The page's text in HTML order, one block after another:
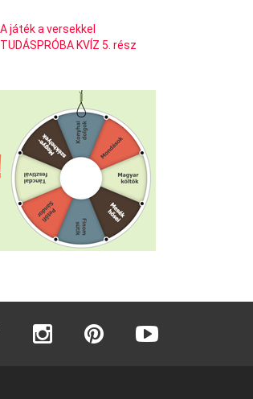
A játék a versekkel
TUDÁSPRÓBA KVÍZ 5. rész
facebook instagram